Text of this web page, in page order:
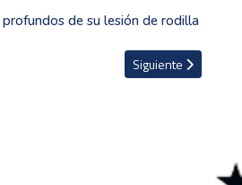
de su lesión de rodilla
Alajuelense arranca la pretemporada de
Artículo siguiente:
Siguiente